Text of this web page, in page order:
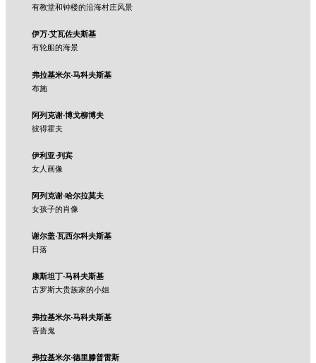
有教堂和钟楼的沿海村庄风景
伊万·艾瓦佐夫斯基
有轮船的海景
弗拉基米尔·马科夫斯基
布施
阿列克谢·博戈柳博夫
彼得霍夫
伊利亚·列宾
女人画像
阿列克谢·哈尔拉莫夫
女孩子的肖像
谢尔盖·瓦西尔科夫斯基
日落
康斯坦丁·马科夫斯基
古罗斯大贵族家的小姐
弗拉基米尔·马科夫斯基
吝啬鬼
弗拉基米尔·德里滕普雷斯